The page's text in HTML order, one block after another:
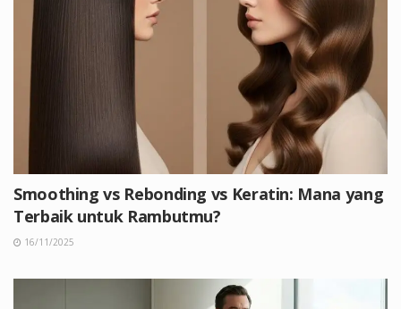
Smoothing vs Rebonding vs Keratin: Mana yang
Terbaik untuk Rambutmu?
16/11/2025